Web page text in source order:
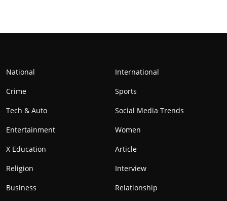
National
International
Crime
Sports
Tech & Auto
Social Media Trends
Entertainment
Women
X Education
Article
Religion
Interview
Business
Relationship